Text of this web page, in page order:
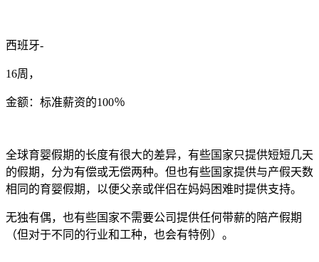
西班牙-
16周，
金额：标准薪资的100％
全球育婴假期的长度有很大的差异，有些国家只提供短短几天
的假期，分为有偿或无偿两种。但也有些国家提供与产假天数
相同的育婴假期，以便父亲或伴侣在妈妈困难时提供支持。
无独有偶，也有些国家不需要公司提供任何带薪的陪产假期
（但对于不同的行业和工种，也会有特例）。